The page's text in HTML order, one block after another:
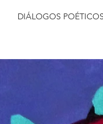
DIÁLOGOS